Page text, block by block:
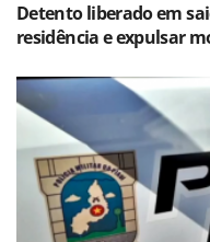
Detento liberado em
residência e expulsar